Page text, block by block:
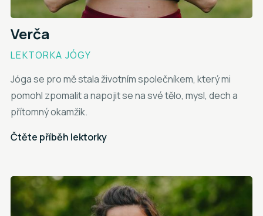
Verča
LEKTORKA JÓGY
Jóga se pro mě stala životním společníkem, který mi
pomohl zpomalit a napojit se na své tělo, mysl, dech a
přítomný okamžik.
Čtěte příběh lektorky